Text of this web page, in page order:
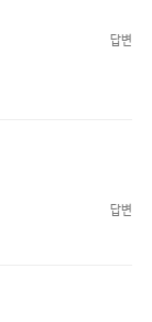
답변
답변